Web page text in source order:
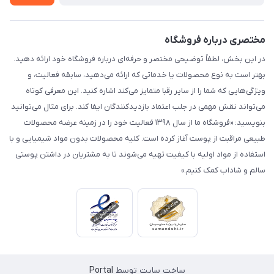
مختصری درباره فروشگاه
در این بخش، لطفاً توضیحی مختصر و حرفه‌ای درباره فروشگاه خود ارائه دهید.
بهتر است به نوع محصولات یا خدماتی که ارائه می‌دهید، سابقه فعالیت، و
ویژگی‌هایی که شما را از سایر رقبا متمایز می‌کند اشاره کنید. این معرفی کوتاه
می‌تواند نقش مهمی در جلب اعتماد بازدیدکنندگان ایفا کند. برای مثال می‌توانید
بنویسید: «فروشگاه ما از سال ۱۳۹۸ فعالیت خود را در زمینه عرضه محصولات
طبیعی مراقبت از پوست آغاز کرده است. کلیه محصولات بدون مواد شیمیایی و با
استفاده از مواد اولیه با کیفیت تهیه می‌شوند تا به مشتریان در داشتن پوستی
سالم و شاداب کمک کنیم.»
ساخت سایت توسط Portal